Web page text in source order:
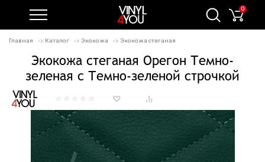
0
Главная Каталог Экокожа Экокожа стеганая
Экокожа стеганая Орегон Темно-
зеленая с Темно-зеленой строчкой